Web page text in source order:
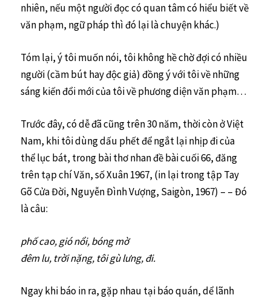
nhiên, nếu một người đọc có quan tâm có hiểu biết về
văn phạm, ngữ pháp thì đó lại là chuyện khác.)
Tóm lại, ý tôi muốn nói, tôi không hề chờ đợi có nhiều
người (cầm bút hay độc giả) đồng ý với tôi về những
sáng kiến đổi mới của tôi về phương diện văn phạm…
Trước đây, có dễ đã cũng trên 30 năm, thời còn ở Việt
Nam, khi tôi dùng dấu phết để ngắt lại nhịp đi của
thể lục bát, trong bài thơ nhan đề bài cuối 66, đăng
trên tạp chí Văn, số Xuân 1967, (in lại trong tập Tay
Gõ Cửa Đời, Nguyễn Đình Vượng, Saigòn, 1967) – – Đó
là câu:
phố cao, gió nổi, bóng mờ
đêm lu, trời nặng, tôi gù lưng, đi.
Ngay khi báo in ra, gặp nhau tại báo quán, dể lãnh